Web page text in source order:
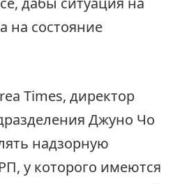
на состояние
Times, директор
Джуно Чо
надзорную
у которого имеются